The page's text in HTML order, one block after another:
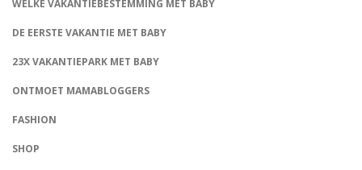
WELKE VAKANTIEBESTEMMING MET BABY
DE EERSTE VAKANTIE MET BABY
23X VAKANTIEPARK MET BABY
ONTMOET MAMABLOGGERS
FASHION
SHOP